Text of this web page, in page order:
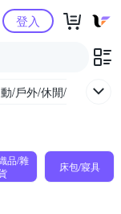
心
登入
/戶外/休閒/健身
品/雜
床包/寢具